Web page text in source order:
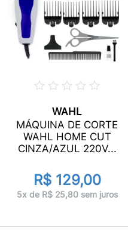
WAHL
MÁQUINA DE CORTE
WAHL HOME CUT
CINZA/AZUL 220V...
R$ 129,00
5x de R$ 25,80 sem juros